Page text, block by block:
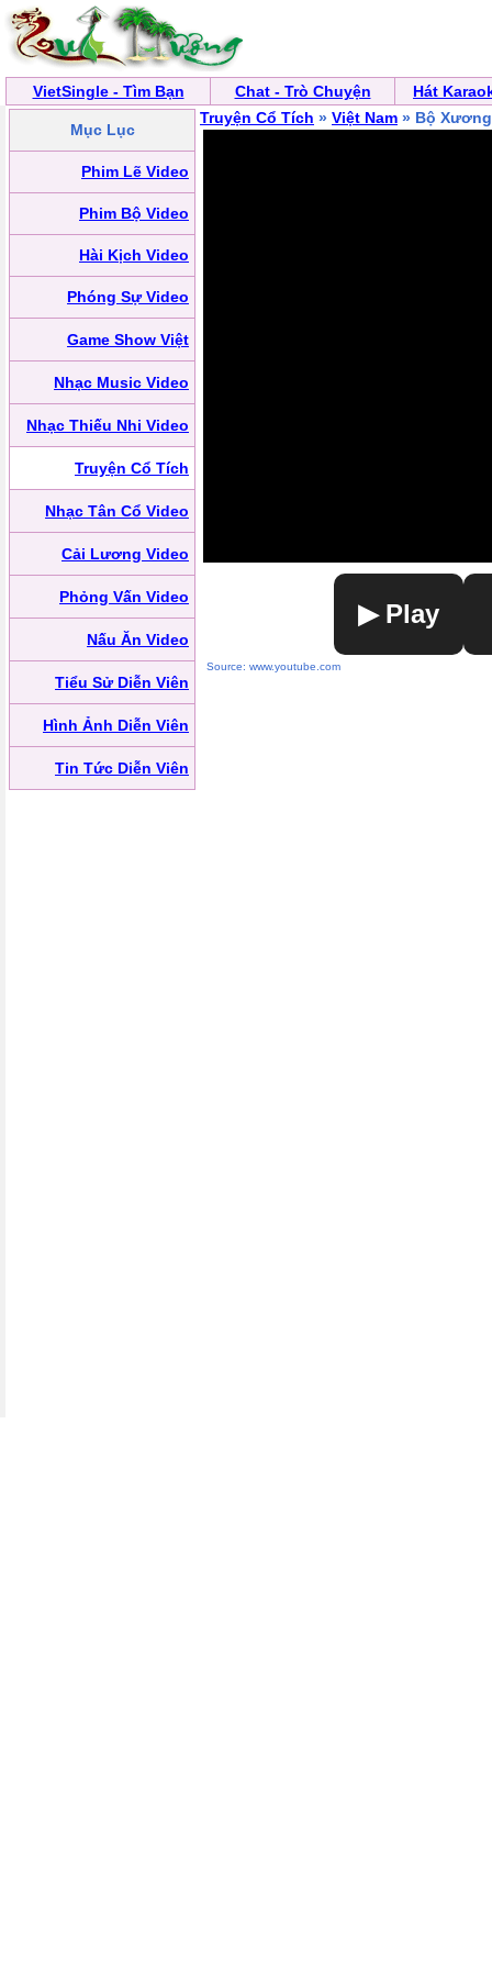
VietSingle - Tìm Bạn Chat - Trò Chuyện Hát
Mục Lục
Phim Lẽ Video
Phim Bộ Video
Hài Kịch Video
Phóng Sự Video
Game Show Việt
Nhạc Music Video
Nhạc Thiếu Nhi Video
Truyện Cổ Tích
Nhạc Tân Cổ Video
Cải Lương Video
Phỏng Vấn Video
Nấu Ăn Video
Tiểu Sử Diễn Viên
Hình Ảnh Diễn Viên
Tin Tức Diễn Viên
Truyện Cổ Tích » Việt Nam » Bộ
▶ Play
Source: www.youtube.com